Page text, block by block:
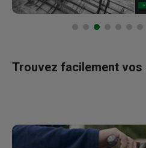
Trouvez facilement